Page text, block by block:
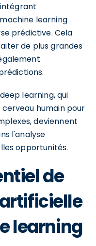
learning
prédictive. Cela
de plus grandes
learning, qui
humain pour
deviennent
l'analyse
opportunités.
de
learning